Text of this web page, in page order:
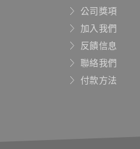
公司獎項
加入我們
反饋信息
聯絡我們
付款方法